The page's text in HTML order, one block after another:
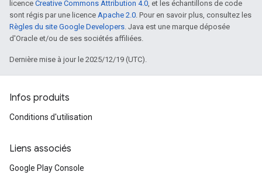
licence Creative Commons Attribution 4.0, et les échantillons de code
sont régis par une licence Apache 2.0. Pour en savoir plus, consultez les
Règles du site Google Developers. Java est une marque déposée
d'Oracle et/ou de ses sociétés affiliées.
Dernière mise à jour le 2025/12/19 (UTC).
Infos produits
Conditions d'utilisation
Liens associés
Google Play Console